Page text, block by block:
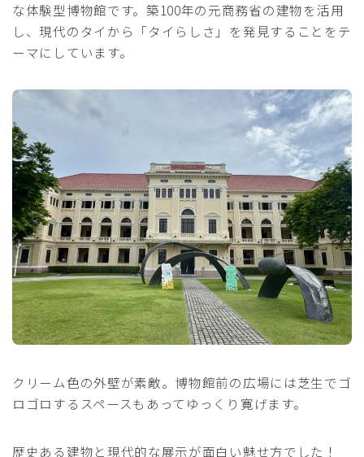
な体験型博物館です。築100年の元商務省の建物を活用
し、現代のタイから「タイらしさ」を発見することをテ
ーマにしています。
クリーム色の外壁が素敵。博物館前の広場には芝生でゴ
ロゴロするスペースもあってゆっくり寛げます。
歴史ある建物と現代的な展示が面白い魅せ方でした！